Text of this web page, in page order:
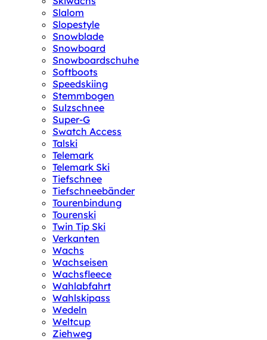
Slalom
Slopestyle
Snowblade
Snowboard
Snowboardschuhe
Softboots
Speedskiing
Stemmbogen
Sulzschnee
Super-G
Swatch Access
Talski
Telemark
Telemark Ski
Tiefschnee
Tiefschneebänder
Tourenbindung
Tourenski
Twin Tip Ski
Verkanten
Wachs
Wachseisen
Wachsfleece
Wahlabfahrt
Wahlskipass
Wedeln
Weltcup
Ziehweg